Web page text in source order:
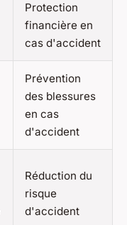
Protection
financière en
cas d'accident
Prévention
des blessures
en cas
d'accident
Réduction du
risque
d'accident